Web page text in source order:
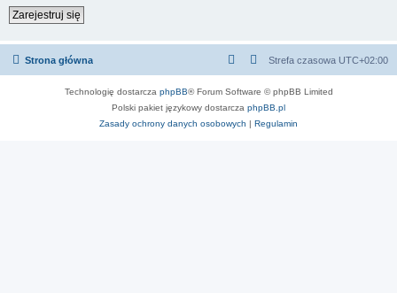
Zarejestruj się
Strona główna Strefa czasowa UTC+02:00
Technologię dostarcza phpBB® Forum Software © phpBB Limited
Polski pakiet językowy dostarcza phpBB.pl
Zasady ochrony danych osobowych | Regulamin